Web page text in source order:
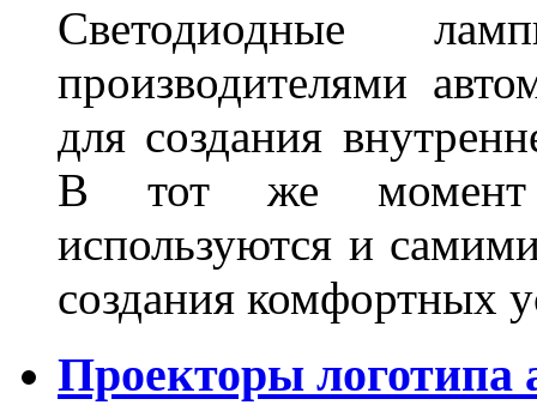
Светодиодные
производителями
для создания
В тот же момент
используются и
создания комфортных
Проекторы логотипа